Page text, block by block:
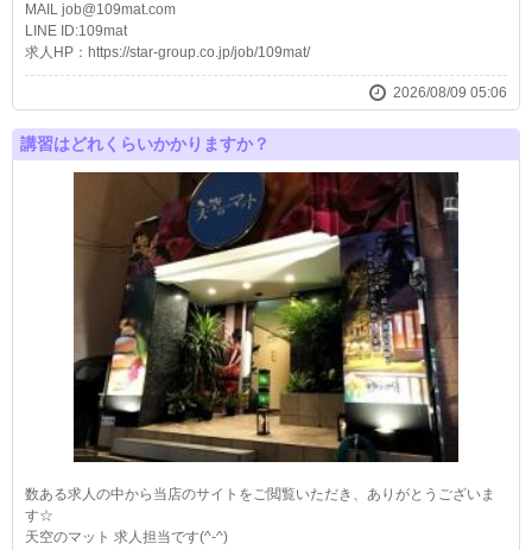
MAIL job@109mat.com
LINE ID:109mat
求人HP：https://star-group.co.jp/job/109mat/
2026/08/09 05:06
講習はどれくらいかかりますか？
数ある求人の中から当店のサイトをご閲覧いただき、ありがとうございま
す☆
天空のマット 求人担当です(^-^)